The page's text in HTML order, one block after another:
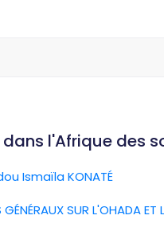
dans l'Afrique des
Ismaïla KONATÉ
GÉNÉRAUX SUR L'OHADA